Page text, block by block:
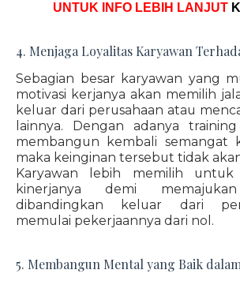
UNTUK INFO LEBIH LANJUT
4. Menjaga Loyalitas Karyawan
Sebagian besar karyawan yang
motivasi kerjanya akan memilih
keluar dari perusahaan atau
lainnya. Dengan adanya
membangun kembali semangat
maka keinginan tersebut tidak
Karyawan lebih memilih untuk
kinerjanya demi
dibandingkan keluar dari
memulai pekerjaannya dari nol.
5. Membangun Mental yang Baik